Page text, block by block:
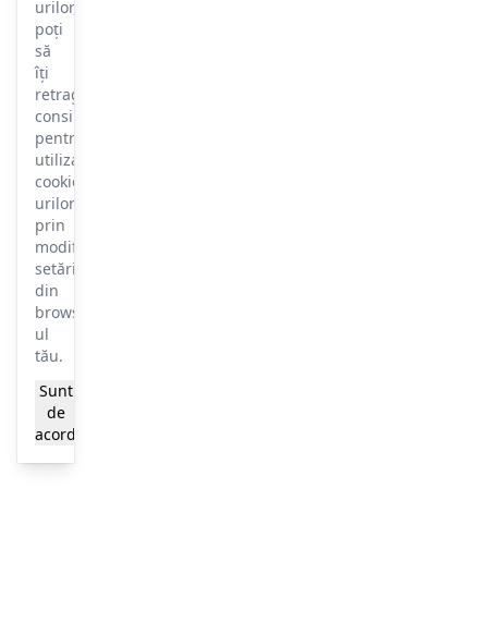
urilor,
poți
să
îți
retragi
consimțământul
pentru
utilizarea
cookie-
urilor
prin
modificarea
setărilor
din
browser-
ul
tău.
Sunt
de
acord